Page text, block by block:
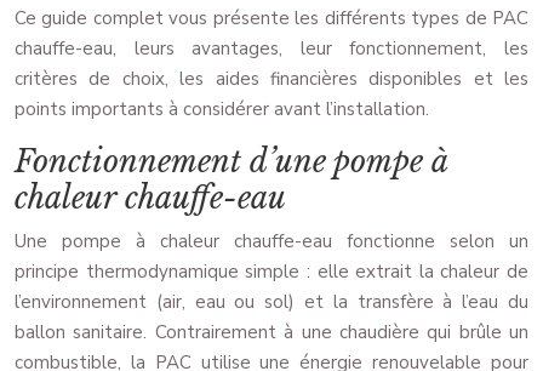
Ce guide complet vous présente les différents types de PAC
chauffe-eau, leurs avantages, leur fonctionnement, les
critères de choix, les aides financières disponibles et les
points importants à considérer avant l’installation.
Fonctionnement d’une pompe à
chaleur chauffe-eau
Une pompe à chaleur chauffe-eau fonctionne selon un
principe thermodynamique simple : elle extrait la chaleur de
l’environnement (air, eau ou sol) et la transfère à l’eau du
ballon sanitaire. Contrairement à une chaudière qui brûle un
combustible, la PAC utilise une énergie renouvelable pour